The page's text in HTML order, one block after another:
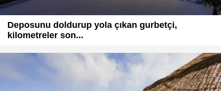
Deposunu doldurup yola çıkan gurbetçi,
kilometreler son...